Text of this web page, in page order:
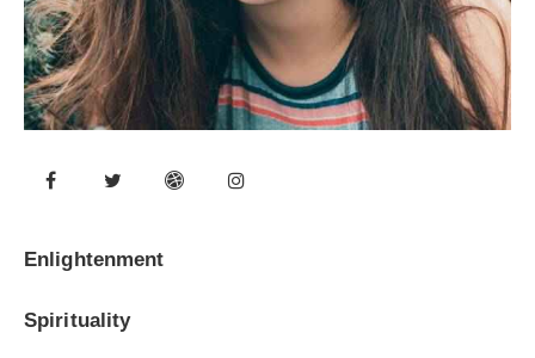
Enlightenment
Spirituality